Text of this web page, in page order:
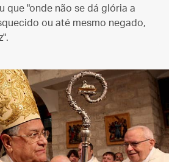
que "onde não se dá glória a
ou até mesmo negado,